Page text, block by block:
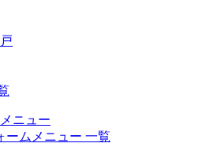
ニュー
ームメニュー 一覧